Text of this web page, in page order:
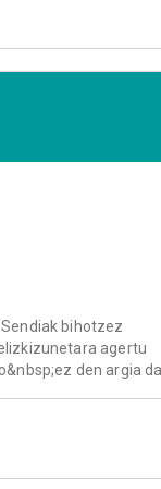
bihotzez
agertu
den argia